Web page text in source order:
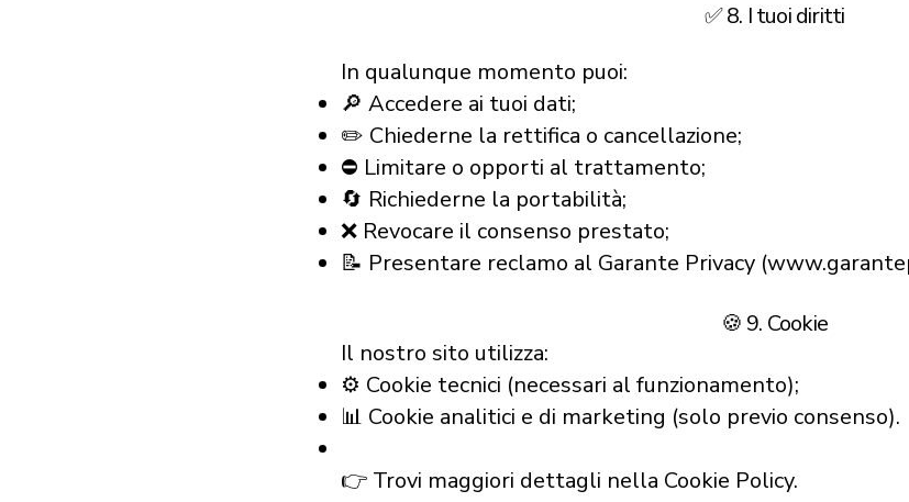
✅ 8. I tuoi diritti
In qualunque momento puoi:
🔎 Accedere ai tuoi dati;
✏️ Chiederne la rettifica o cancellazione;
⛔ Limitare o opporti al trattamento;
🔄 Richiederne la portabilità;
❌ Revocare il consenso prestato;
📝 Presentare reclamo al Garante Privacy (
🍪 9. Cookie
Il nostro sito utilizza:
⚙️ Cookie tecnici (necessari al funzionamento);
📊 Cookie analitici e di marketing (solo previo consenso).
👉 Trovi maggiori dettagli nella Cookie Policy.